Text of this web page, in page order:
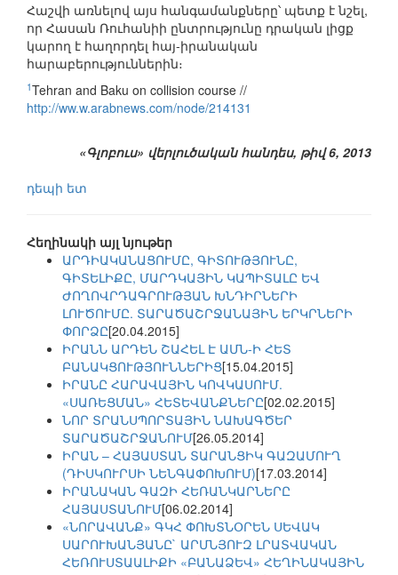
Հաշվի առնելով այս հանգամանքները՝ պետք է նշել,
որ Հասան Ռուհանիի ընտրությունը դրական լիցք
կարող է հաղորդել հայ-իրանական
հարաբերություններին։
1Tehran and Baku on collision course //
http://ww.w.arabnews.com/node/214131
«Գլոբուս» վերլուծական հանդես, թիվ 6, 2013
դեպի ետ
Հեղինակի այլ նյութեր
ԱՐԴԻԱԿԱՆԱՑՈՒՄԸ, ԳԻՏՈՒԹՅՈՒՆԸ,
ԳԻՏԵԼԻՔԸ, ՄԱՐԴԿԱՅԻՆ ԿԱՊԻՏԱԼԸ ԵՎ
ԺՈՂՈՎՐԴԱԳՐՈՒԹՅԱՆ ԽՆԴԻՐՆԵՐԻ
ԼՈՒԾՈՒՄԸ. ՏԱՐԱԾԱՇՐՋԱՆԱՅԻՆ ԵՐԿՐՆԵՐԻ
ՓՈՐՁԸ[20.04.2015]
ԻՐԱՆՆ ԱՐԴԵՆ ՇԱՀԵԼ Է ԱՄՆ-Ի ՀԵՏ
ԲԱՆԱԿՑՈՒԹՅՈՒՆՆԵՐԻՑ[15.04.2015]
ԻՐԱՆԸ ՀԱՐԱՎԱՅԻՆ ԿՈՎԿԱՍՈՒՄ.
«ՍԱՌԵՑՄԱՆ» ՀԵՏԵՎԱՆՔՆԵՐԸ[02.02.2015]
ՆՈՐ ՏՐԱՆՍՊՈՐՏԱՅԻՆ ՆԱԽԱԳԾԵՐ
ՏԱՐԱԾԱՇՐՋԱՆՈՒՄ[26.05.2014]
ԻՐԱՆ – ՀԱՅԱՍՏԱՆ ՏԱՐԱՆՑԻԿ ԳԱԶԱՄՈՒՂ
(ԴԻՍԿՈՒՐՍԻ ՆԵՆԳԱՓՈԽՈՒՄ)[17.03.2014]
ԻՐԱՆԱԿԱՆ ԳԱԶԻ ՀԵՌԱՆԿԱՐՆԵՐԸ
ՀԱՅԱՍՏԱՆՈՒՄ[06.02.2014]
«ՆՈՐԱՎԱՆՔ» ԳԿՀ ՓՈԽՏՆՕՐԵՆ ՍԵՎԱԿ
ՍԱՐՈՒԽԱՆՅԱՆԸ` ԱՐՄՆՅՈՒԶ ԼՐԱՏՎԱԿԱՆ
ՀԵՌՈՒՍՏԱԱԼԻՔԻ «ԲԱՆԱՁԵՎ» ՀԵՂԻՆԱԿԱՅԻՆ